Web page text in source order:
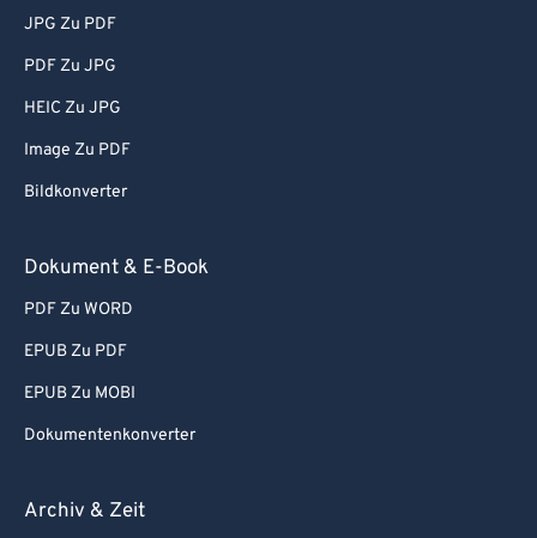
JPG Zu PDF
PDF Zu JPG
HEIC Zu JPG
Image Zu PDF
Bildkonverter
Dokument & E-Book
PDF Zu WORD
EPUB Zu PDF
EPUB Zu MOBI
Dokumentenkonverter
Archiv & Zeit